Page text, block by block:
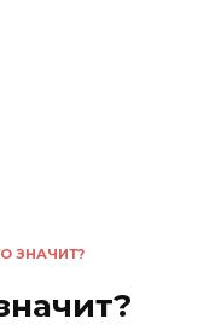
ЗНАЧИТ?